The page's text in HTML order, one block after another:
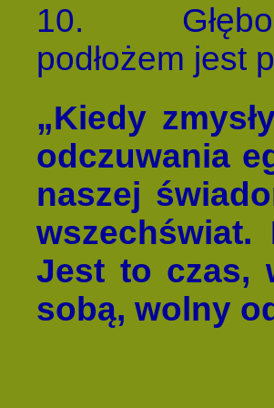
10.
podłożem jest
„Kiedy
odczuwania
naszej
Jest to czas,
sobą, wolny